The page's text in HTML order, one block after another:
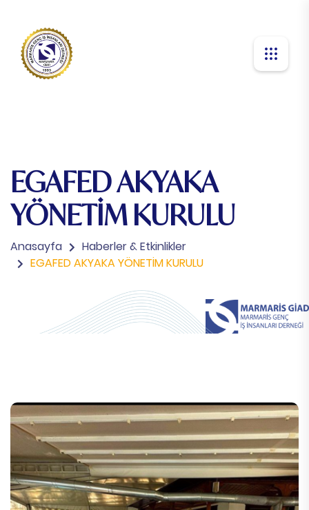
EGAFED AKYAKA
YÖNETİM KURULU
Anasayfa
Haberler & Etkinlikler
EGAFED AKYAKA YÖNETİM KURULU